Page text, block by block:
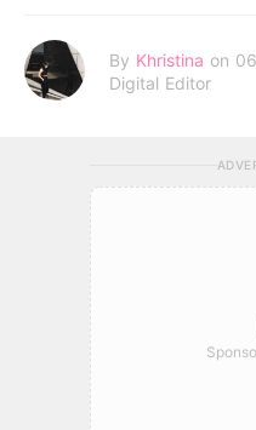
By Khristina on
Digital Editor